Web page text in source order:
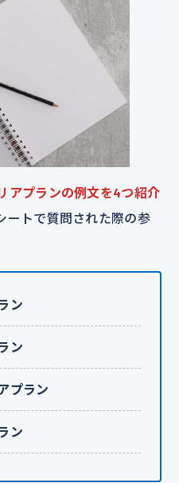
アプランの例文を4つ紹介
ートで質問された際の参
ン
ン
プラン
ン